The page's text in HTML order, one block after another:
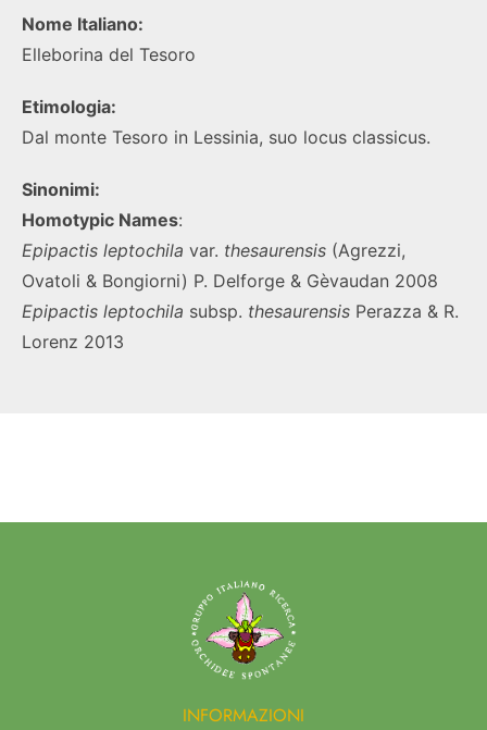
Nome Italiano:
Elleborina del Tesoro
Etimologia:
Dal monte Tesoro in Lessinia, suo locus classicus.
Sinonimi:
Homotypic Names:
Epipactis leptochila var. thesaurensis (Agrezzi,
Ovatoli & Bongiorni) P. Delforge & Gèvaudan 2008
Epipactis leptochila subsp. thesaurensis Perazza & R.
Lorenz 2013
INFORMAZIONI